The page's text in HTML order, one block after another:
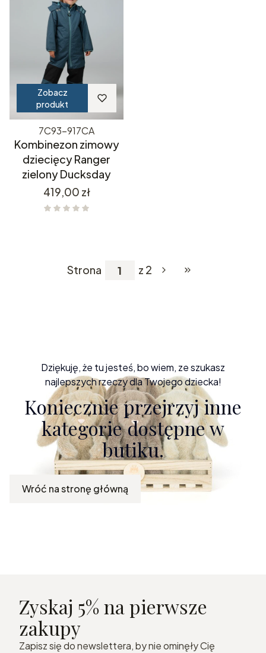
Zobacz
produkt
7C93-917CA
Kombinezon zimowy
dziecięcy Ranger
zielony Ducksday
Cena
419,00 zł
Strona z 2 Przejdź do
Dziękuję, że tu jesteś, bo wiem, ze szukasz
najlepszych rzeczy dla Twojego dziecka!
Koniecznie przejrzyj inne
kategorie dostępne w
butiku.
Wróć na stronę główną
Zyskaj 5% na pierwsze
zakupy
Zapisz się do newslettera, by nie ominęły Cię